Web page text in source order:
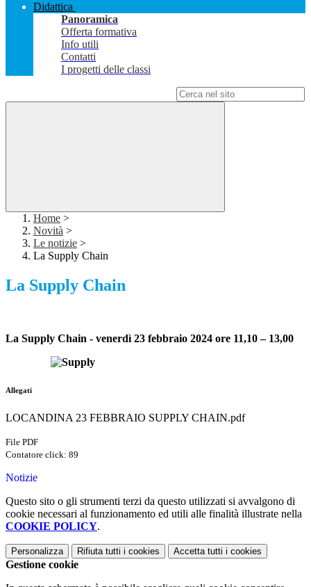
Didattica
Panoramica
Offerta formativa
Info utili
Contatti
I progetti delle classi
Home >
Novità >
Le notizie >
La Supply Chain
La Supply Chain
La Supply Chain - venerdì 23 febbraio 2024 ore 11,10 – 13,00
Allegati
LOCANDINA 23 FEBBRAIO SUPPLY CHAIN.pdf
File PDF
Contatore click: 89
Notizie
Questo sito o gli strumenti terzi da questo utilizzati si avvalgono di
cookie necessari al funzionamento ed utili alle finalità illustrate nella
COOKIE POLICY.
Personalizza Rifiuta tutti i cookies Accetta tutti i cookies
Gestione cookie